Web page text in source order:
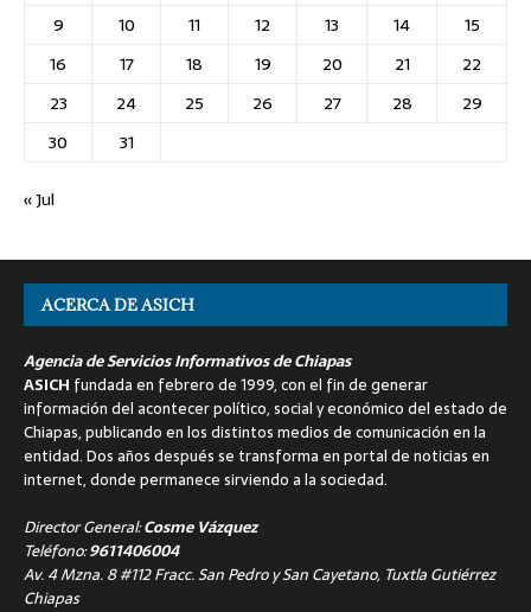
9
10 11 12 13 14
15
16
17 18 19 20 21
22
23
24 25 26 27 28
29
30
31
« Jul
ACERCA DE ASICH
Agencia de Servicios Informativos de Chiapas
ASICH fundada en febrero de 1999, con el fin de generar
información del acontecer político, social y económico del estado de
Chiapas, publicando en los distintos medios de comunicación en la
entidad. Dos años después se transforma en portal de noticias en
internet, donde permanece sirviendo a la sociedad.
Director General:Cosme Vázquez
Teléfono:9611406004
Av. 4 Mzna. 8 #112 Fracc. San Pedro y San Cayetano, Tuxtla Gutiérrez
Chiapas